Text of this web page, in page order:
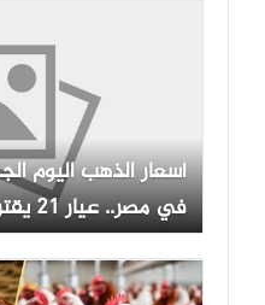
في مصر.. عيار 21 يقترب من هذا الرقم